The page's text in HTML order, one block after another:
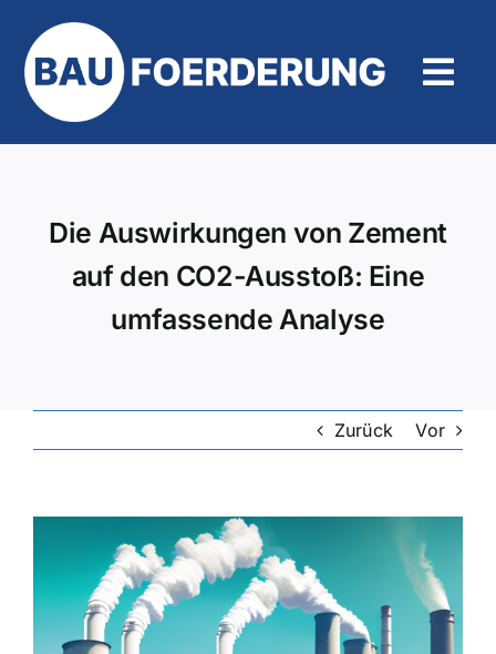
Inhalt
springen
Die Auswirkungen von Zement
auf den CO2-Ausstoß: Eine
umfassende Analyse
Zurück Vor
grösseres